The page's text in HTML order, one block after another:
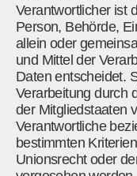
Verantwortlicher ist
Person, Behörde,
allein oder
und Mittel der
Daten entscheidet.
Verarbeitung durch
der Mitgliedstaaten
Verantwortliche
bestimmten
Unionsrecht oder